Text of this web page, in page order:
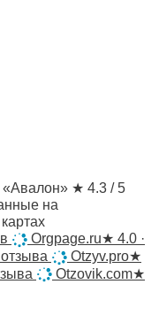
«Авалон» ★ 4.3 / 5
на
Orgpage.ru★ 4.0 ·
Otzyv.pro★
Otzovik.com★